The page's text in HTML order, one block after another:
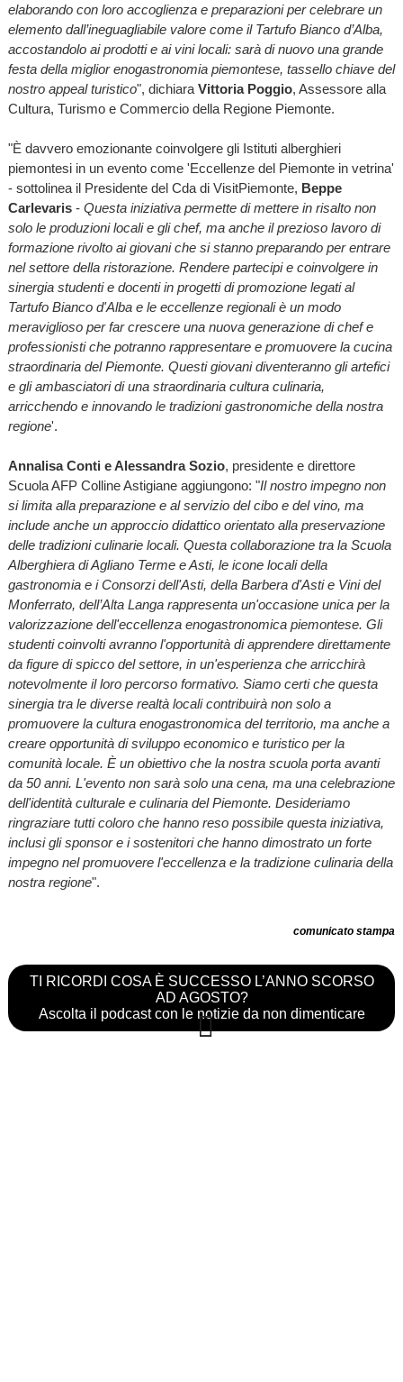
elaborando con loro accoglienza e preparazioni per celebrare un
elemento dall’ineguagliabile valore come il Tartufo Bianco d’Alba,
accostandolo ai prodotti e ai vini locali: sarà di nuovo una grande
festa della miglior enogastronomia piemontese, tassello chiave del
nostro appeal turistico", dichiara Vittoria Poggio, Assessore alla
Cultura, Turismo e Commercio della Regione Piemonte.
"È davvero emozionante coinvolgere gli Istituti alberghieri
piemontesi in un evento come 'Eccellenze del Piemonte in vetrina'
- sottolinea il Presidente del Cda di VisitPiemonte, Beppe
Carlevaris- Questa iniziativa permette di mettere in risalto non
solo le produzioni locali e gli chef, ma anche il prezioso lavoro di
formazione rivolto ai giovani che si stanno preparando per entrare
nel settore della ristorazione. Rendere partecipi e coinvolgere in
sinergia studenti e docenti in progetti di promozione legati al
Tartufo Bianco d'Alba e le eccellenze regionali è un modo
meraviglioso per far crescere una nuova generazione di chef e
professionisti che potranno rappresentare e promuovere la cucina
straordinaria del Piemonte. Questi giovani diventeranno gli artefici
e gli ambasciatori di una straordinaria cultura culinaria,
arricchendo e innovando le tradizioni gastronomiche della nostra
regione'.
Annalisa Conti e Alessandra Sozio, presidente e direttore
Scuola AFP Colline Astigiane aggiungono: "Il nostro impegno non
si limita alla preparazione e al servizio del cibo e del vino, ma
include anche un approccio didattico orientato alla preservazione
delle tradizioni culinarie locali. Questa collaborazione tra la Scuola
Alberghiera di Agliano Terme e Asti, le icone locali della
gastronomia e i Consorzi dell'Asti, della Barbera d'Asti e Vini del
Monferrato, dell’Alta Langa rappresenta un'occasione unica per la
valorizzazione dell'eccellenza enogastronomica piemontese. Gli
studenti coinvolti avranno l'opportunità di apprendere direttamente
da figure di spicco del settore, in un'esperienza che arricchirà
notevolmente il loro percorso formativo. Siamo certi che questa
sinergia tra le diverse realtà locali contribuirà non solo a
promuovere la cultura enogastronomica del territorio, ma anche a
creare opportunità di sviluppo economico e turistico per la
comunità locale. È un obiettivo che la nostra scuola porta avanti
da 50 anni. L'evento non sarà solo una cena, ma una celebrazione
dell'identità culturale e culinaria del Piemonte. Desideriamo
ringraziare tutti coloro che hanno reso possibile questa iniziativa,
inclusi gli sponsor e i sostenitori che hanno dimostrato un forte
impegno nel promuovere l'eccellenza e la tradizione culinaria della
nostra regione".
comunicato stampa
TI RICORDI COSA È SUCCESSO L’ANNO SCORSO
AD AGOSTO?
Ascolta il podcast con le notizie da non dimenticare